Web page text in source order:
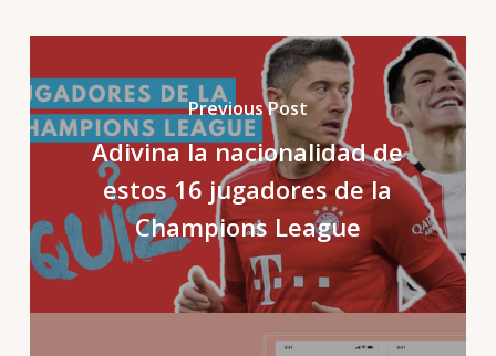
Previous Post
Adivina la nacionalidad de
estos 16 jugadores de la
Champions League